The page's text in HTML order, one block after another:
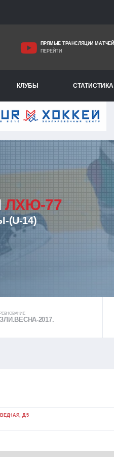
ПРЯМЫЕ ТРАНСЛЯЦИИ МАТЧЕЙ
ПЕРЕЙТИ
КЛУБЫ СТАТИСТИКА
ЛХЮ-77
(U-14)
2017.
Д.5